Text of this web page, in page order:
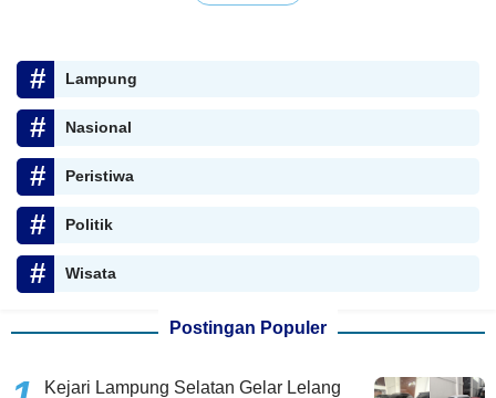
Lampung
Nasional
Peristiwa
Politik
Wisata
Postingan Populer
Kejari Lampung Selatan Gelar Lelang